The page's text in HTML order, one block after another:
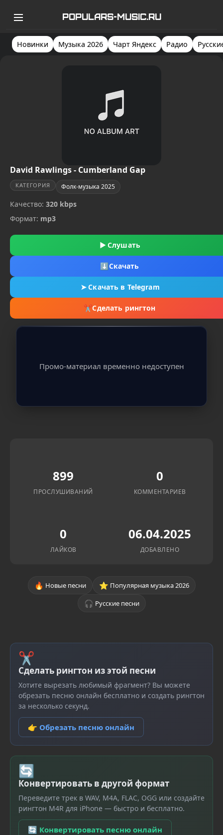
POPULARS-MUSIC.RU
Новинки Музыка 2026 Чарт Яндекс Радио
David Rawlings - Cumberland Gap
КАТЕГОРИЯ Фолк-музыка 2025
Качество: 320 kbps
Формат: mp3
▶ Слушать
⬇Скачать
➤Скачать в Telegram
✂Сделать рингтон
Промо-материал временно недоступен
899
ПРОСЛУШИВАНИЙ
0
КОММЕНТАРИЕВ
0
ЛАЙКОВ
06.04.2025
ДОБАВЛЕНО
🔥 Новые песни ⭐ Популярная музыка 2026
🎧 Русские песни
✂
Сделать рингтон из этой песни
Хотите вырезать любимый фрагмент? Вы можете
обрезать песню онлайн бесплатно и создать рингтон
за несколько секунд.
👉 Обрезать песню онлайн
🔄
Конвертировать в другой формат
Переведите трек в WAV, M4A, FLAC, OGG или создайте
рингтон M4R для iPhone — быстро и бесплатно.
🔄 Конвертировать песню онлайн